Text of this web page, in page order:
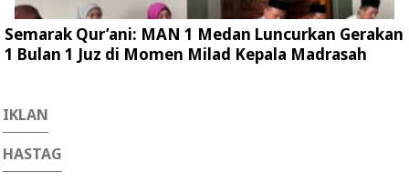
Semarak Qur’ani: MAN 1 Medan Luncurkan Gerakan
1 Bulan 1 Juz di Momen Milad Kepala Madrasah
IKLAN
HASTAG